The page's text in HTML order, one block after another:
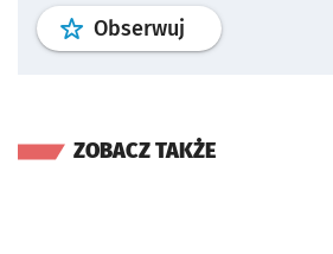
Obserwuj profil
ZOBACZ TAKŻE